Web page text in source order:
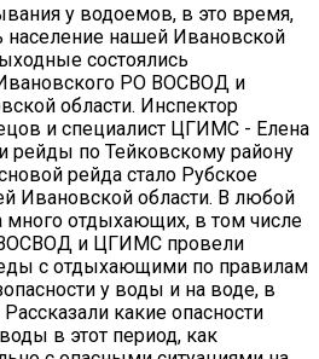
у водоемов, в это время,
население нашей Ивановской
состоялись
РО ВОСВОД и
области. Инспектор
и специалист ЦГИМС - Елена
рейды по Тейковскому району
рейда стало Рубское
Ивановской области. В любой
много отдыхающих, в том числе
ВОСВОД и ЦГИМС провели
с отдыхающими по правилам
у воды и на воде, в
какие опасности
в этот период, как